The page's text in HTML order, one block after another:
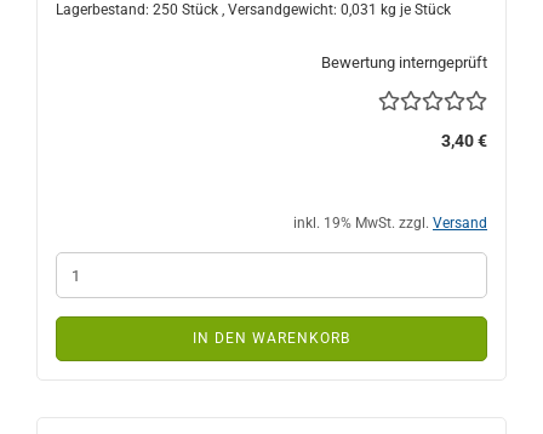
Lagerbestand: 250 Stück , Versandgewicht: 0,031 kg je Stück
Bewertung interngeprüft
3,40 €
inkl. 19% MwSt. zzgl. Versand
IN DEN WARENKORB